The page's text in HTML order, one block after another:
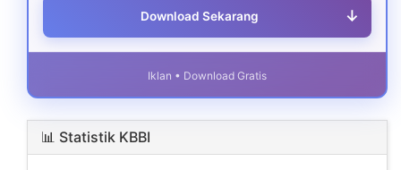
Download Sekarang ↓
Iklan • Download Gratis
📊 Statistik KBBI